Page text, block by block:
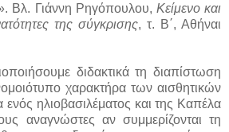
Βλ. Γιάννη Ρηγόπουλου, Κείμενο και
της σύγκρισης, τ. Β΄, Αθήναι
διδακτικά τη διαπίστωση
χαρακτήρα των αισθητικών
ηλιοβασιλέματος και της Καπέλα
αναγνώστες αν συμμερίζονται τη